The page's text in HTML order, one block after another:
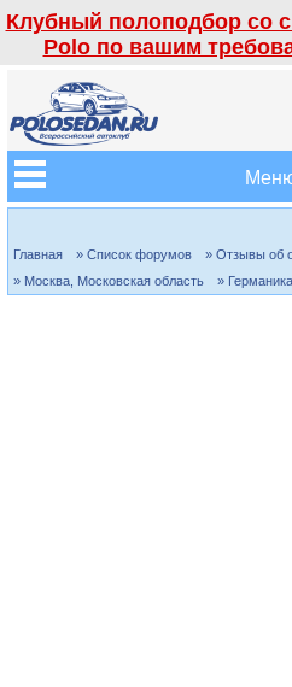
Клубный полоподбор со
Polo по вашим
Главная » Список форумов
» Отзывы об
» Москва, Московская область
»